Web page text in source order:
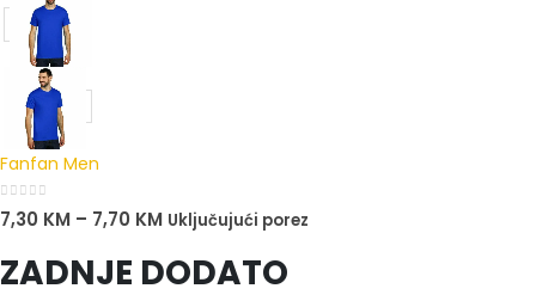
Fanfan Men
0out of 5
7,30 KM – 7,70 KM Uključujući porez
ZADNJE DODATO